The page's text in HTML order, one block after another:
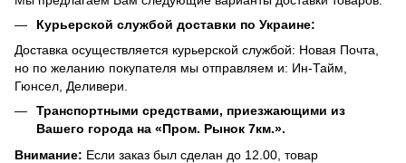
Курьерской службой доставки по Украине:
Доставка осуществляется курьерской службой: Новая Почта,
но по желанию покупателя мы отправляем и: Ин-Тайм,
Гюнсел, Деливери.
Транспортными средствами, приезжающими из
Вашего города на «Пром. Рынок 7км.».
Внимание: Если заказ был сделан до 12.00, товар